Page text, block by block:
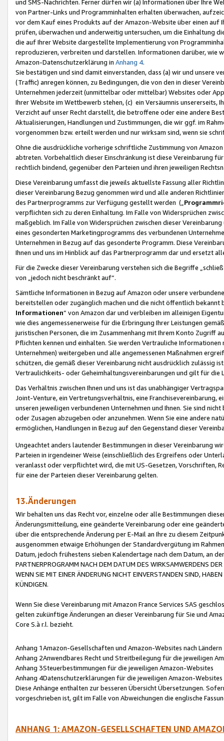
und SMS-Nachrichten. Ferner dürfen wir (a) Informationen über Ihre
von Partner-Links und Programminhalten erhalten überwachen,
vor dem Kauf eines Produkts auf der Amazon-Website über einen
prüfen, überwachen und anderweitig untersuchen, um die Einhaltung
die auf Ihrer Website dargestellte Implementierung von
reproduzieren, verbreiten und darstellen. Informationen darüber, wie
Amazon-Datenschutzerklärung in Anhang 4.
Sie bestätigen und sind damit einverstanden, dass (a) wir und
(Traffic) anregen können, zu Bedingungen, die von den in dieser
Unternehmen jederzeit (unmittelbar oder mittelbar) Websites oder
Ihrer Website im Wettbewerb stehen, (c) ein Versäumnis unsererseits,
Verzicht auf unser Recht darstellt, die betroffene oder eine andere
Aktualisierungen, Handlungen und Zustimmungen, die wir ggf. im
vorgenommen bzw. erteilt werden und nur wirksam sind, wenn sie
Ohne die ausdrückliche vorherige schriftliche Zustimmung von
abtreten. Vorbehaltlich dieser Einschränkung ist diese Vereinbarung
rechtlich bindend, gegenüber den Parteien und ihren jeweiligen
Diese Vereinbarung umfasst die jeweils aktuellste Fassung aller
dieser Vereinbarung Bezug genommen wird und alle anderen
des Partnerprogramms zur Verfügung gestellt werden („
verpflichten sich zu deren Einhaltung. Im Falle von Widersprüchen
maßgeblich. Im Falle von Widersprüchen zwischen dieser
eines gesonderten Marketingprogramms des verbundenen
Unternehmen in Bezug auf das gesonderte Programm. Diese
Ihnen und uns im Hinblick auf das Partnerprogramm dar und ersetzt
Für die Zwecke dieser Vereinbarung verstehen sich die Begriffe
von „jedoch nicht beschränkt auf“.
Sämtliche Informationen in Bezug auf Amazon oder unsere
bereitstellen oder zugänglich machen und die nicht öffentlich
Informationen“ von Amazon dar und verbleiben im alleinigen
wie dies angemessenerweise für die Erbringung Ihrer Leistungen
juristischen Personen, die im Zusammenhang mit Ihrem Konto
Pflichten kennen und einhalten. Sie werden Vertrauliche
Unternehmen) weitergeben und alle angemessenen Maßnahmen
schützen, die gemäß dieser Vereinbarung nicht ausdrücklich zulässig
Vertraulichkeits- oder Geheimhaltungsvereinbarungen und gilt für die
Das Verhältnis zwischen Ihnen und uns ist das unabhängiger
Joint-Venture, ein Vertretungsverhältnis, eine Franchisevereinbarung,
unseren jeweiligen verbundenen Unternehmen und Ihnen. Sie sind
oder Zusagen abzugeben oder anzunehmen. Wenn Sie eine andere
ermöglichen, Handlungen in Bezug auf den Gegenstand dieser
Ungeachtet anders lautender Bestimmungen in dieser Vereinbarung
Parteien in irgendeiner Weise (einschließlich des Ergreifens oder
veranlasst oder verpflichtet wird, die mit US-Gesetzen, Vorschriften,
für eine der Parteien dieser Vereinbarung gelten.
13.Änderungen
Wir behalten uns das Recht vor, einzelne oder alle Bestimmungen
Änderungsmitteilung, eine geänderte Vereinbarung oder eine
über die entsprechende Änderung per E-Mail an Ihre zu diesem
ausgenommen etwaige Erhöhungen der Standardvergütung im
Datum, jedoch frühestens sieben Kalendertage nach dem Datum, an
PARTNERPROGRAMM NACH DEM DATUM DES WIRKSAMWERDENS
WENN SIE MIT EINER ÄNDERUNG NICHT EINVERSTANDEN SIND,
KÜNDIGEN.
Wenn Sie diese Vereinbarung mit Amazon France Services SAS
gelten zukünftige Änderungen an dieser Vereinbarung für Sie und
Core S.à r.l. bezieht.
Anhang 1Amazon-Gesellschaften und Amazon-Websites nach Ländern
Anhang 2Anwendbares Recht und Streitbeilegung für die jeweiligen
Anhang 3Steuerbestimmungen für die jeweiligen Amazon-Websites
Anhang 4Datenschutzerklärungen für die jeweiligen Amazon-Websites
Diese Anhänge enthalten zur besseren Übersicht Übersetzungen.
vorgeschrieben ist, gilt im Falle von Abweichungen die englische
ANHANG 1: AMAZON-GESELLSCHAFTEN UND